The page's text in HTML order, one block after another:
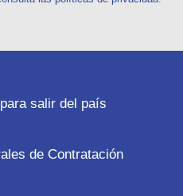
salir del país
de Contratación